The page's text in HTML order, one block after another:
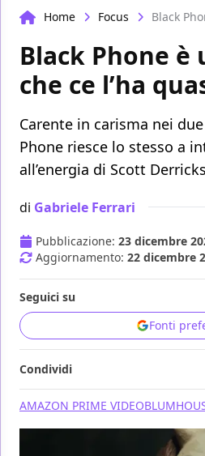
Home Focus
Black Phone è
che ce l’ha
Carente in carisma nei
Phone riesce lo stesso a
all’energia di Scott
di Gabriele Ferrari
Pubblicazione: 23 dicembre
Aggiornamento: 22 dicembre
Seguici su
Fonti
Condividi
AMAZON PRIME VIDEO